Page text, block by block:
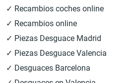
✓ Recambios coches online
✓ Recambios online
✓ Piezas Desguace Madrid
✓ Piezas Desguace Valencia
✓ Desguaces Barcelona